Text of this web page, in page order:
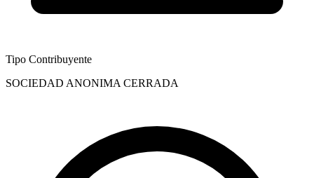
Tipo Contribuyente
SOCIEDAD ANONIMA CERRADA